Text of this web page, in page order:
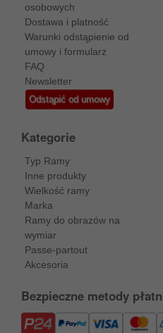
osobowych
Dostawa i platność
Warunki odstąpienie od
umowy i formularz
FAQ
Newsletter
Odstąpić od umowy
Kategorie
Typ Ramy
Inne produkty
Wielkość ramy
Marka
Ramy do obrazów na
wymiar
Passe-partout
Akcesoria
Bezpieczne metody